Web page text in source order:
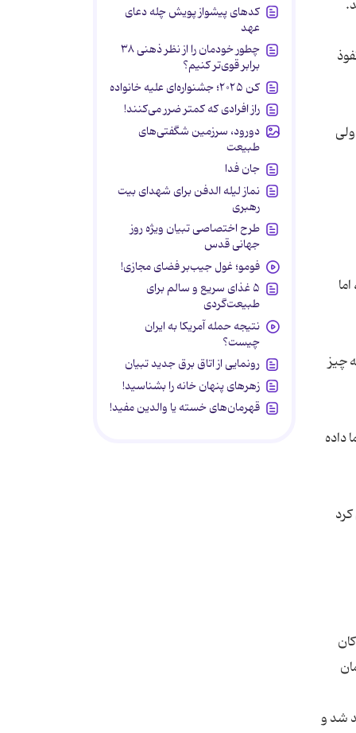
چیز
داده
شد و
کدهای پیشواز پویش چله دعای
عهد
چطور خودمان را از نظر ذهنی ۳۸
برابر قوی‌تر کنیم؟
کن ۲۰۲۵؛ جشنواره‌ای علیه خانواده
راز افرادی که کمتر ضرر می‌کنند!
دورود، سرزمین شگفتی‌های
طبیعت
جان فدا
نماز لیله الدفن برای شهدای بیت
رهبری
طرح اختصاصی تبیان ویژه روز
جهانی قدس
فومو؛ غول جیب‌بر فضای مجازی!
۵ غذای سریع و سالم برای
طبیعت‌گردی
نتیجه حمله آمریکا به ایران
چیست؟
رونمایی از اتاق برق جدید تبیان
زهرهای پنهان خانه را بشناسید!
قهرمان‌های خسته یا والدین مفید!